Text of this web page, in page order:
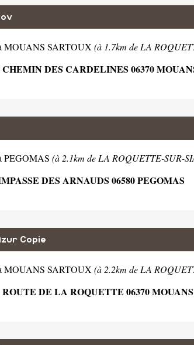
MOUANS SARTOUX (à 1.7km de LA
CHEMIN DES CARDELINES 06370
PEGOMAS (à 2.1km de LA ROQUETTE-SUR-
DES ARNAUDS 06580 PEGOMAS
Copie
MOUANS SARTOUX (à 2.2km de LA
ROUTE DE LA ROQUETTE 06370